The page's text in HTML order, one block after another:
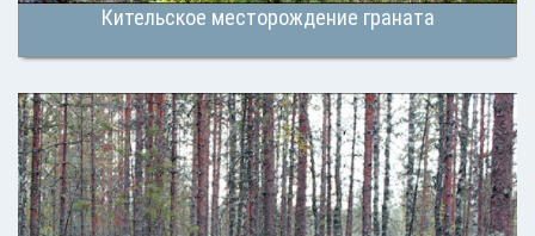
Кительское месторождение граната